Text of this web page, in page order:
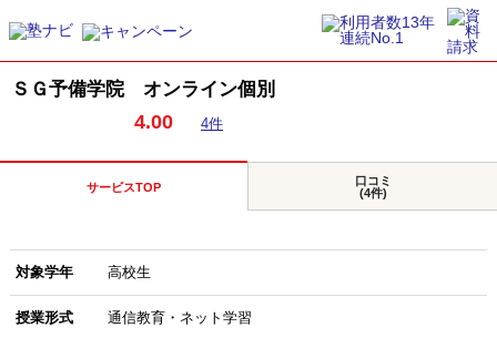
ＳＧ予備学院 オンライン個別
4.00 4件
サービスTOP
口コミ
(4件)
対象学年 高校生
授業形式 通信教育・ネット学習